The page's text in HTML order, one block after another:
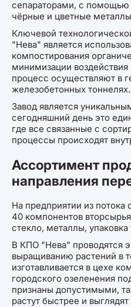
сепараторами, с помощью
чёрные и цветные
Ключевой
"Нева" является
компостирования
минимизации
процесс осуществляют в
железобетонных тоннелях.
Завод является
сегодняшний день это
где все связанные с
процессы происходят
Ассортимент
направления
На предприятии из
40 компонентов
стекло, металлы, упаковка
В КПО "Нева" проводятся
выращиванию растений в
изготавливается в цехе
городского озеленения
признаны допустимыми,
растут быстрее и